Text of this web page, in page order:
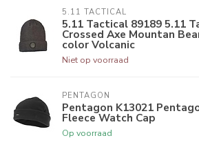
5.11 TACTICAL
5.11 Tactical 89189 5.11
Crossed Axe Mountan
color Volcanic
Niet op voorraad
PENTAGON
Pentagon K13021
Fleece Watch Cap
Op voorraad